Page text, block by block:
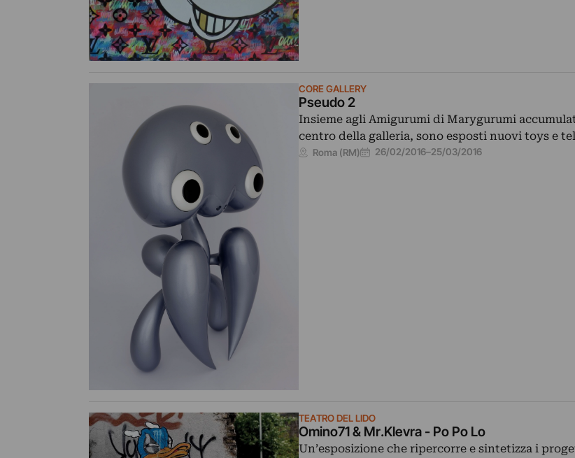
CORE GALLERY
Pseudo 2
Insieme agli Amigurumi di Marygurumi
centro della galleria, sono esposti nuovi toys e
Roma (RM) 26/02/2016–25/03/2016
TEATRO DEL LIDO
Omino71 & Mr.Klevra - Po Po Lo
Un’esposizione che ripercorre e sintetizza i